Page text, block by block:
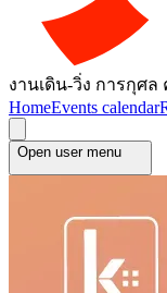
งานเดิน-วิ่ง การกุศล
HomeEvents calendar
Open user menu